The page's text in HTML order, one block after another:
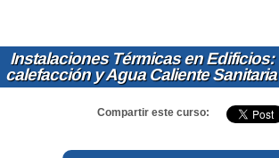
Instalaciones Térmicas en Edificios:
calefacción y Agua Caliente Sanitaria
Compartir este curso: